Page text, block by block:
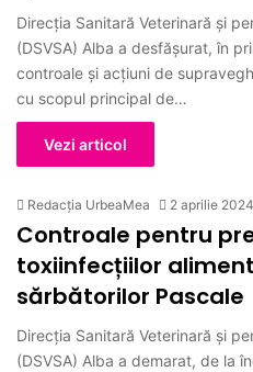
Direcția Sanitară Veterinară și
(DSVSA) Alba a desfășurat, în
controale și acțiuni de
cu scopul principal de…
Vezi articol
Redacția UrbeaMea 2 aprilie 2024
Controale pentru
toxiinfecțiilor
sărbătorilor Pascale
Direcția Sanitară Veterinară și
(DSVSA) Alba a demarat, de la